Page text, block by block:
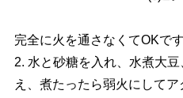
完全に火を通さなくてOKです
2. 水と砂糖を入れ、水煮大
え、煮たったら弱火にして